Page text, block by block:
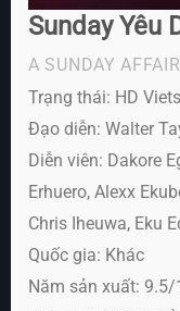
Sunday Yêu
A SUNDAY AFFAIR
Trạng thái: HD
Đạo diễn: Walter
Diễn viên: Dakore
Erhuero, Alexx
Chris Iheuwa, Eku
Quốc gia: Khác
Năm sản xuất: 9.5/